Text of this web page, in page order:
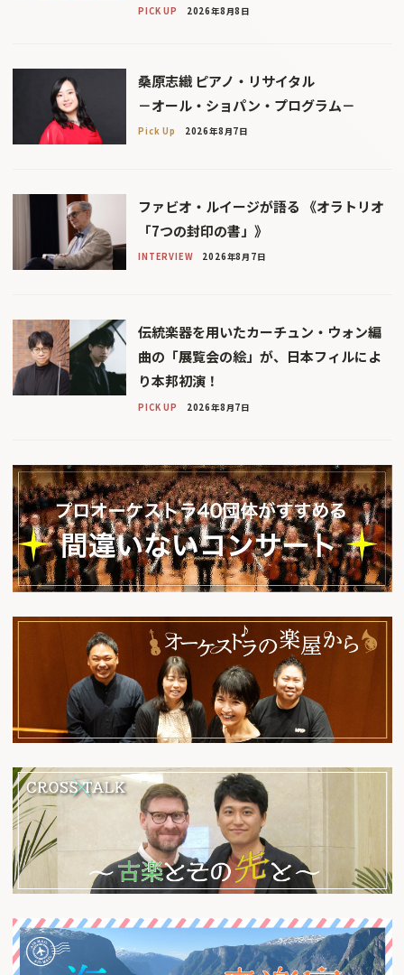
PICK UP 2026年8月8日
桑原志織 ピアノ・リサイタル
－オール・ショパン・プログラム－
Pick Up 2026年8月7日
ファビオ・ルイージが語る 《オラトリオ
「7つの封印の書」》
INTERVIEW 2026年8月7日
伝統楽器を用いたカーチュン・ウォン編
曲の「展覧会の絵」が、日本フィルによ
り本邦初演！
PICK UP 2026年8月7日